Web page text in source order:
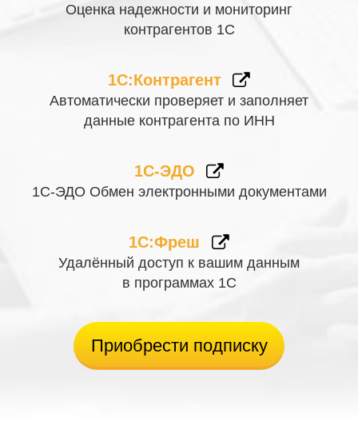
Оценка надежности и мониторинг
контрагентов 1С
1С:Контрагент
Автоматически проверяет и заполняет
данные контрагента по ИНН
1С-ЭДО
1С-ЭДО Обмен электронными документами
1С:Фреш
Удалённый доступ к вашим данным
в программах 1С
Приобрести подписку